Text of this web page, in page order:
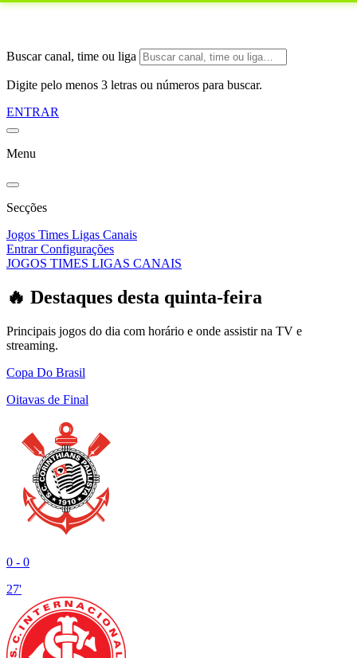
Buscar canal, time ou liga
Digite pelo menos 3 letras ou números para buscar.
ENTRAR
Menu
Secções
Jogos Times Ligas Canais
EntrarConfigurações
JOGOS TIMES LIGAS CANAIS
🔥 Destaques desta quinta-feira
Principais jogos do dia com horário e onde assistir na TV e
streaming.
Copa Do Brasil
Oitavas de Final
0 - 0
27'